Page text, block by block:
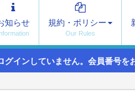
知らせ 規約・ポリシー
グインしていません。会員番号を